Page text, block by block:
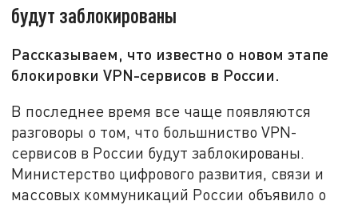
будут заблокированы
Рассказываем, что известно о новом этапе
блокировки VPN-сервисов в России.
В последнее время все чаще появляются
разговоры о том, что большниство VPN-
сервисов в России будут заблокированы.
Министерство цифрового развития, связи и
массовых коммуникаций России объявило о